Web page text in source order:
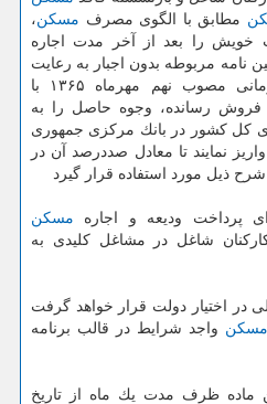
مطابق با الگوی مصرف مسكن،
خویش را بعد از آخر مدت اجاره
نامه مربوطه بدون اجبار به رعایت
قانون فروش خانه های سازمانی مصوب نهم مهرماه ۱۳۶۵ با
فروش رسانده، وجوه حاصل را به
كل كشور در بانك مركزی جمهوری
نمایند تا معادل صددرصد آن در
ذیل مورد استفاده قرار گیرد
مسكن
شاغل در مشاغل كلیدی به
وصولی در اختیار دولت قرار خواهد گرفت
مسكن واجد شرایط در قالب برنامه
ماده ظرف مدت یك ماه از تاریخ